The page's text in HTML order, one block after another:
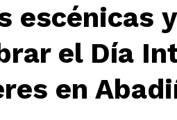
escénicas
el Día
en